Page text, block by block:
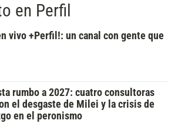
en Perfil
vivo +Perfil!: un canal con gente que
rumbo a 2027: cuatro consultoras
el desgaste de Milei y la crisis de
en el peronismo